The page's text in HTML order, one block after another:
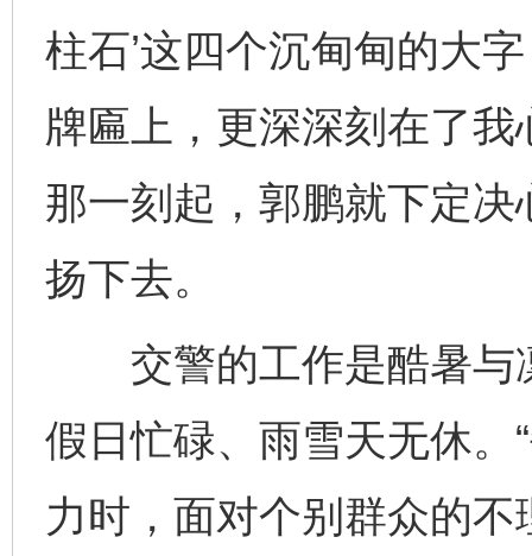
柱石’这四个沉甸甸的大
牌匾上，更深深刻在了
那一刻起，郭鹏就下定
扬下去。
交警的工作是酷暑与
假日忙碌、雨雪天无休。
力时，面对个别群众的